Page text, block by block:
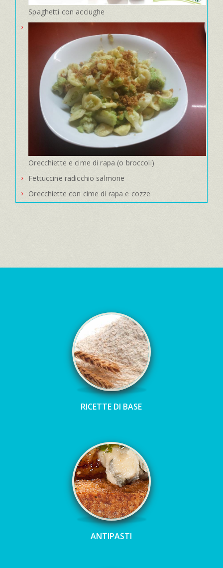
Spaghetti con acciughe
Orecchiette e cime di rapa (o broccoli)
Fettuccine radicchio salmone
Orecchiette con cime di rapa e cozze
RICETTE DI BASE
ANTIPASTI